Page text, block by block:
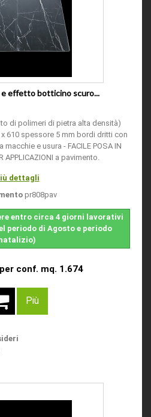
e effetto botticino scuro...
di polimeri di pietra alta densità)
610 spessore 5 mm bordi dritti con
e usura - FACILE POSA IN
APPLICAZIONI a pavimento.
dettagli
pr808pav
entro circa 4 giorni lavorativi
periodo di Agosto e periodo
per conf. mq. 1.674
Più